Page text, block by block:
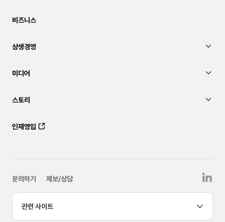
비즈니스
상생경영
미디어
스토리
인재영입
문의하기 제보/상담
관련 사이트